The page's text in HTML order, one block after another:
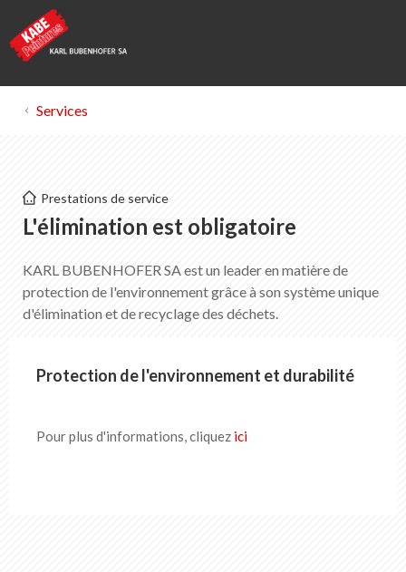
Elimination
Liste des favoris 0
Portrait de KABE Peintures
Téléchargements
Services
Prestations de service
L'élimination est obligatoire
KARL BUBENHOFER SA est un leader en matière de
protection de l'environnement grâce à son système unique
d'élimination et de recyclage des déchets.
Protection de l'environnement et durabilité
Pour plus d'informations, cliquez ici